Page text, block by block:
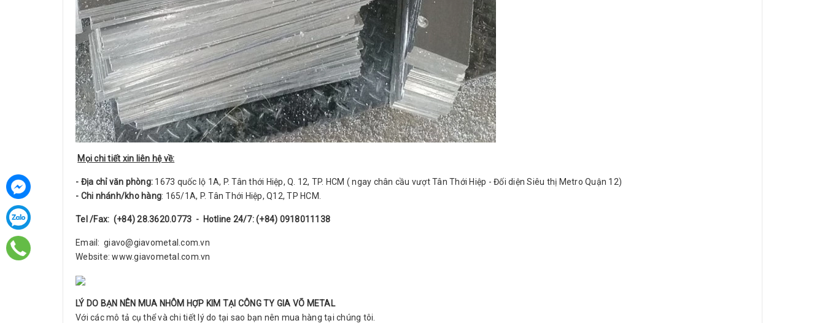
Mọi chi tiết xin liên hệ về:
- Địa chỉ văn phòng: 1673 quốc lộ 1A, P. Tân thới Hiệp, Q. 12, TP. HCM ( ngay chân cầu vượt Tân Thới Hiệp - Đối diện Siêu thị Metro Quận 12)
- Chi nhánh/kho hàng: 165/1A, P. Tân Thới Hiệp, Q12, TP HCM.
Tel /Fax: (+84) 28.3620.0773 - Hotline 24/7: (+84) 0918011138
Email: giavo@giavometal.com.vn
Website: www.giavometal.com.vn
LÝ DO BẠN NÊN MUA NHÔM HỢP KIM TẠI CÔNG TY GIA VÕ METAL
Với các mô tả cụ thể và chi tiết lý do tại sao bạn nên mua hàng tại chúng tôi.